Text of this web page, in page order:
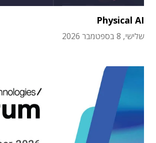
Physical AI
שלישי, 8 בספטמבר 2026